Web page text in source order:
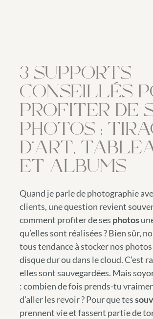
3 SUPPORTS
CONSEILLÉS
PROFITER DE
PHOTOS :
D’ART,
ET ALBUMS
Quand je parle de photographie
clients, une question revient
comment profiter de ses photos
qu’elles sont réalisées ? Bien sûr,
tous tendance à stocker nos
disque dur ou dans le cloud. C’est
elles sont sauvegardées. Mais
: combien de fois prends-tu
d’aller les revoir ? Pour que tes
prennent vie et fassent partie de